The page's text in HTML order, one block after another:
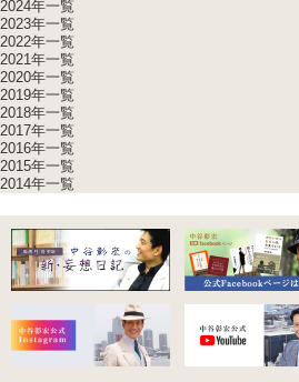
2024年一覧
2023年一覧
2022年一覧
2021年一覧
2020年一覧
2019年一覧
2018年一覧
2017年一覧
2016年一覧
2015年一覧
2014年一覧